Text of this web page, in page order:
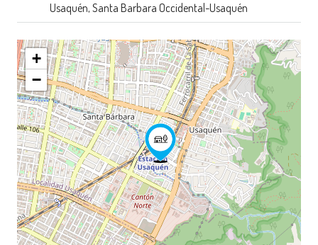
Usaquén, Santa Barbara Occidental-Usaquén
+
−